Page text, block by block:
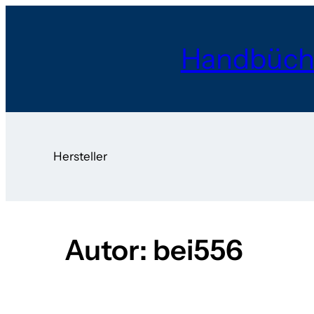
Hersteller
Autor: bei556